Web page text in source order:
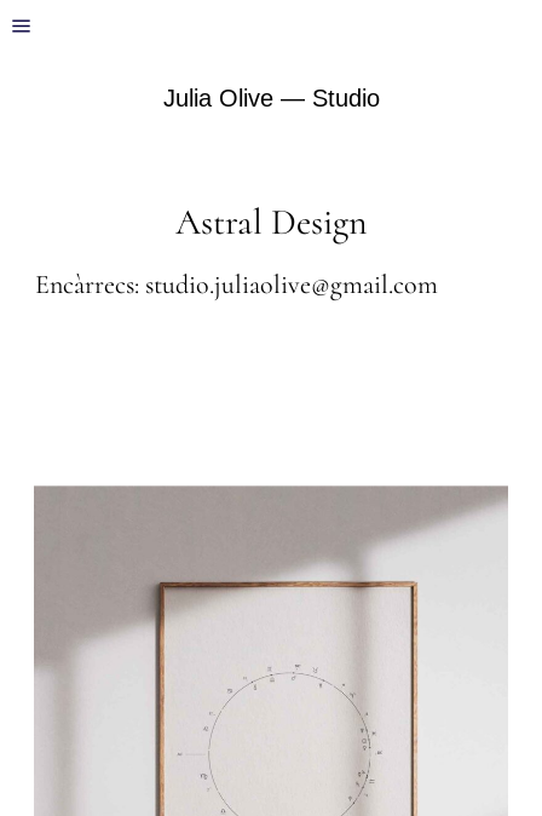
Julia Olive — Studio
Astral Design
Encàrrecs: studio.juliaolive@gmail.com